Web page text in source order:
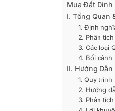
Mua Đất Dính
I. Tổng Quan
1. Định
2. Phân
3. Các loại
4. Bối cảnh
II. Hướng
1. Quy trình
2. Hướng
3. Phân